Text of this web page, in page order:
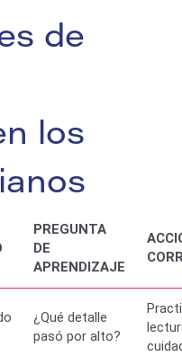
de
los
PREGUNTA
DE
APRENDIZAJE
¿Qué detalle
pasó por alto?